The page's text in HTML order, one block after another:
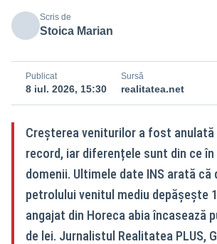
Scris de
Stoica Marian
Publicat
8 iul. 2026, 15:30
Sursă
realitatea.net
Creșterea veniturilor a fost anulată
record, iar diferențele sunt din ce
domenii. Ultimele date INS arată că
petrolului venitul mediu depășește
angajat din Horeca abia încasează
de lei. Jurnalistul Realitatea PLUS,